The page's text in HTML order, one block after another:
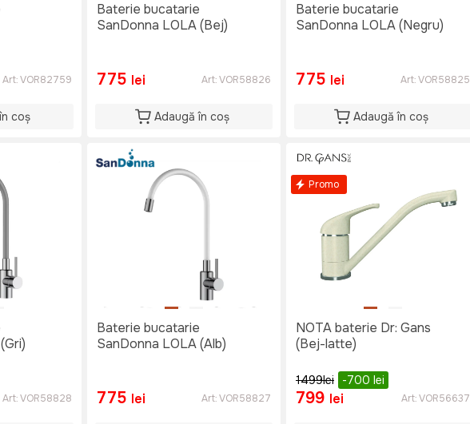
Art:VOR82759
coș
Baterie bucatarie
SanDonna LOLA (Bej)
775 lei Art:VOR58826
Adaugă în coș
Baterie bucatarie
SanDonna LOLA (Negru)
775 lei Art:VOR58825
Adaugă în coș
Art:VOR58828
Baterie bucatarie
SanDonna LOLA (Alb)
775 lei Art:VOR58827
Promo
NOTA baterie Dr: Gans
(Bej-latte)
1499lei -700 lei
799 lei Art:VOR56637